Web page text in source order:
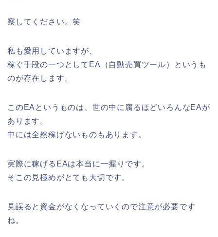
察してください。笑
私も愛用していますが、
稼ぐ手段の一つとしてEA（自動売買ツール）というも
のが存在します。
このEAというものは、世の中に腐るほどいろんなEAが
あります。
中には全然稼げないものもあります。
実際に稼げるEAは本当に一握りです。
そこの見極めがとても大切です。
見誤ると資金がなくなっていくので注意が必要です
ね。